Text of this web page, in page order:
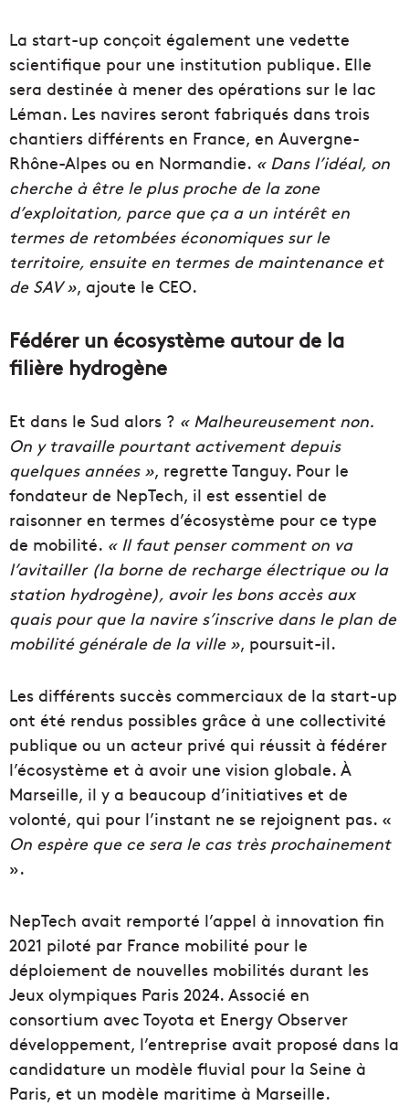
La start-up conçoit également une vedette
scientifique pour une institution publique. Elle
sera destinée à mener des opérations sur le lac
Léman. Les navires seront fabriqués dans trois
chantiers différents en France, en Auvergne-
Rhône-Alpes ou en Normandie. « Dans l’idéal, on
cherche à être le plus proche de la zone
d’exploitation, parce que ça a un intérêt en
termes de retombées économiques sur le
territoire, ensuite en termes de maintenance et
de SAV », ajoute le CEO.
Fédérer un écosystème autour de la
filière hydrogène
Et dans le Sud alors ? « Malheureusement non.
On y travaille pourtant activement depuis
quelques années », regrette Tanguy. Pour le
fondateur de NepTech, il est essentiel de
raisonner en termes d’écosystème pour ce type
de mobilité. « Il faut penser comment on va
l’avitailler (la borne de recharge électrique ou la
station hydrogène), avoir les bons accès aux
quais pour que la navire s’inscrive dans le plan de
mobilité générale de la ville », poursuit-il.
Les différents succès commerciaux de la start-up
ont été rendus possibles grâce à une collectivité
publique ou un acteur privé qui réussit à fédérer
l’écosystème et à avoir une vision globale. À
Marseille, il y a beaucoup d’initiatives et de
volonté, qui pour l’instant ne se rejoignent pas. «
On espère que ce sera le cas très prochainement
».
NepTech avait remporté l’appel à innovation fin
2021 piloté par France mobilité pour le
déploiement de nouvelles mobilités durant les
Jeux olympiques Paris 2024. Associé en
consortium avec Toyota et Energy Observer
développement, l’entreprise avait proposé dans la
candidature un modèle fluvial pour la Seine à
Paris, et un modèle maritime à Marseille.